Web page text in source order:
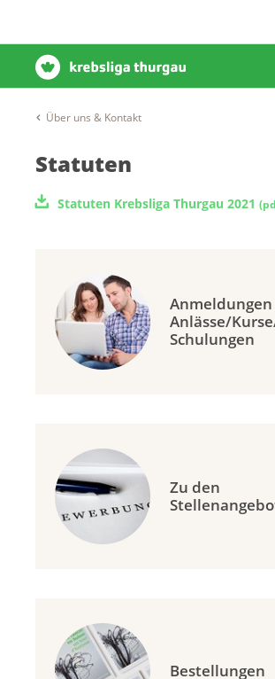
Über uns & Kontakt
Statuten
Statuten Krebsliga Thurgau 2021 (
Anmeldungen
Anlässe/
Schulungen
Zu den
Bestellungen